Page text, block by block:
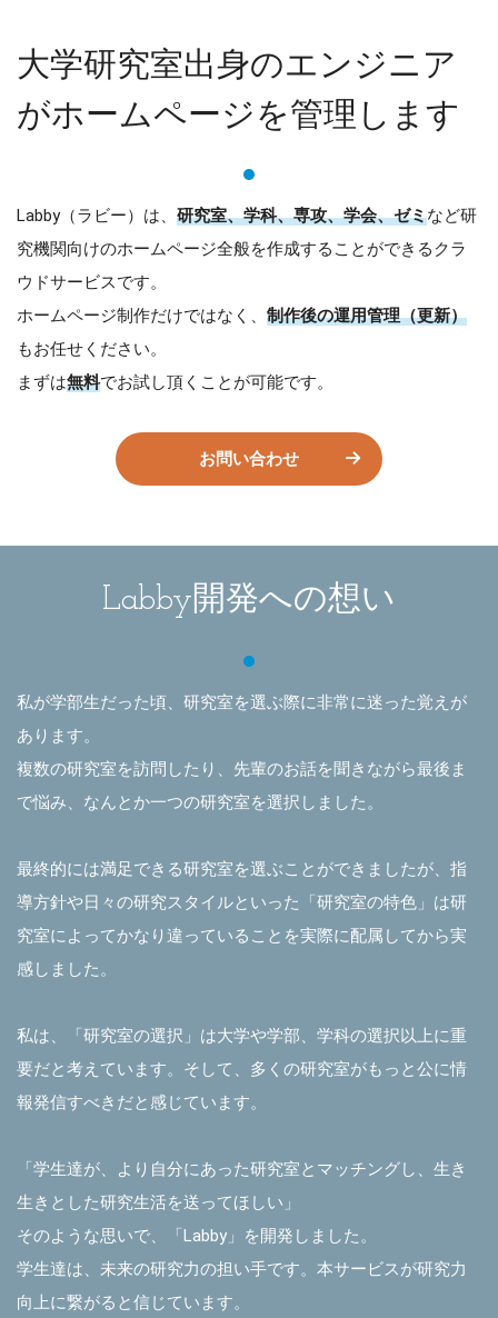
大学研究室出身のエンジニア
がホームページを管理します
Labby（ラビー）は、 研究室、学科、専攻、学会、ゼミなど研
究機関向けのホームページ全般を作成することができるクラ
ウドサービスです。
ホームページ制作だけではなく、 制作後の運用管理（更新）
もお任せください。
まずは無料でお試し頂くことが可能です。
お問い合わせ
Labby開発への想い
私が学部生だった頃、研究室を選ぶ際に非常に迷った覚えが
あります。
複数の研究室を訪問したり、先輩のお話を聞きながら最後ま
で悩み、なんとか一つの研究室を選択しました。
最終的には満足できる研究室を選ぶことができましたが、指
導方針や日々の研究スタイルといった「研究室の特色」は研
究室によってかなり違っていることを実際に配属してから実
感しました。
私は、「研究室の選択」は大学や学部、学科の選択以上に重
要だと考えています。そして、多くの研究室がもっと公に情
報発信すべきだと感じています。
「学生達が、より自分にあった研究室とマッチングし、生き
生きとした研究生活を送ってほしい」
そのような思いで、「Labby」を開発しました。
学生達は、未来の研究力の担い手です。本サービスが研究力
向上に繋がると信じています。